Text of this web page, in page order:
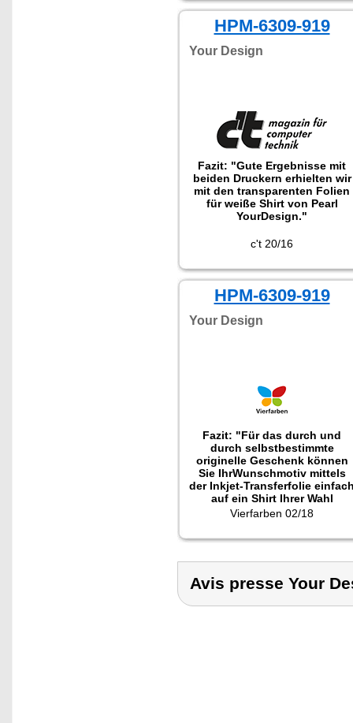
HPM-6309-919
Your Design
Fazit: "Gute Ergebnisse mit
beiden Druckern erhielten wir
mit den transparenten Folien
für weiße Shirt von Pearl
YourDesign."
c't 20/16
HPM-6309-919
Your Design
Fazit: "Für das durch und
durch selbstbestimmte
originelle Geschenk können
Sie IhrWunschmotiv mittels
der Inkjet-Transferfolie
auf ein Shirt Ihrer Wahl
aufbringen."
Vierfarben 02/18
Avis presse Your